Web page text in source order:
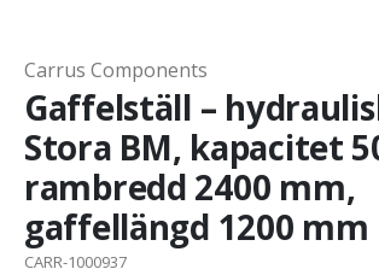
Carrus Components
Gaffelställ –
Stora BM, kapacitet
rambredd 2400 mm,
gaffellängd 1200 mm
CARR-1000937